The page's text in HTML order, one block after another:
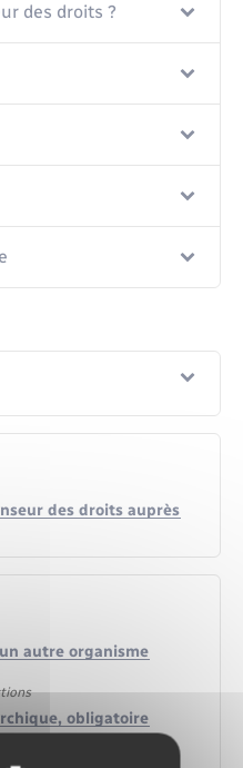
des droits ?
des droits auprès
autre organisme
obligatoire